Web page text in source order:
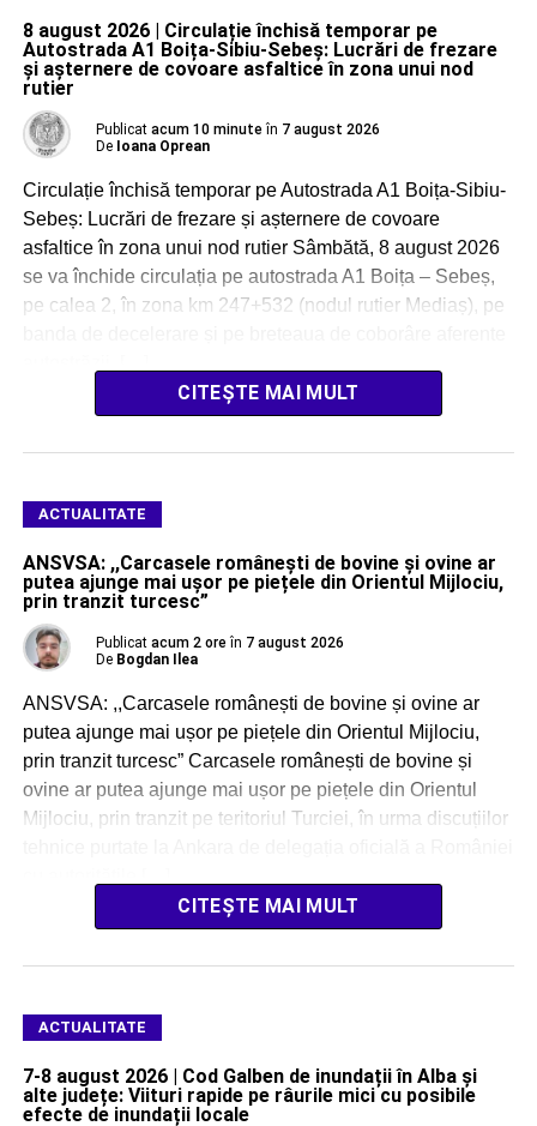
8 august 2026 | Circulație închisă temporar pe
Autostrada A1 Boița-Sibiu-Sebeș: Lucrări de frezare
și așternere de covoare asfaltice în zona unui nod
rutier
Publicat acum 10 minute în 7 august 2026
De Ioana Oprean
Circulație închisă temporar pe Autostrada A1 Boița-Sibiu-
Sebeș: Lucrări de frezare și așternere de covoare
asfaltice în zona unui nod rutier Sâmbătă, 8 august 2026
se va închide circulația pe autostrada A1 Boița – Sebeș,
pe calea 2, în zona km 247+532 (nodul rutier Mediaș), pe
CITEȘTE MAI MULT
ACTUALITATE
ANSVSA: ,,Carcasele românești de bovine și ovine ar
putea ajunge mai ușor pe piețele din Orientul Mijlociu,
prin tranzit turcesc”
Publicat acum 2 ore în 7 august 2026
De Bogdan Ilea
ANSVSA: ,,Carcasele românești de bovine și ovine ar
putea ajunge mai ușor pe piețele din Orientul Mijlociu,
prin tranzit turcesc” Carcasele românești de bovine și
ovine ar putea ajunge mai ușor pe piețele din Orientul
Mijlociu, prin tranzit pe teritoriul Turciei, în urma discuțiilor
CITEȘTE MAI MULT
ACTUALITATE
7-8 august 2026 | Cod Galben de inundații în Alba și
alte județe: Viituri rapide pe râurile mici cu posibile
efecte de inundații locale